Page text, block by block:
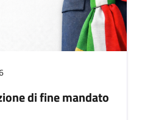
di fine mandato